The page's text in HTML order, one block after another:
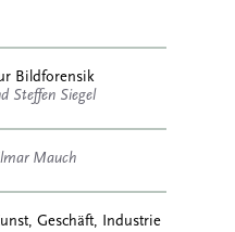
Bildforensik
Steffen Siegel
Mauch
Geschäft, Industrie